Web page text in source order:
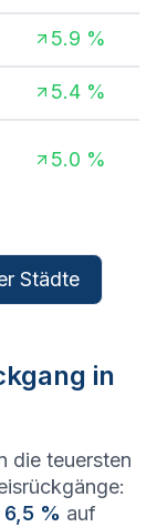
5.9 %
5.4 %
5.0 %
Städte
in
die teuersten
6,5 % auf